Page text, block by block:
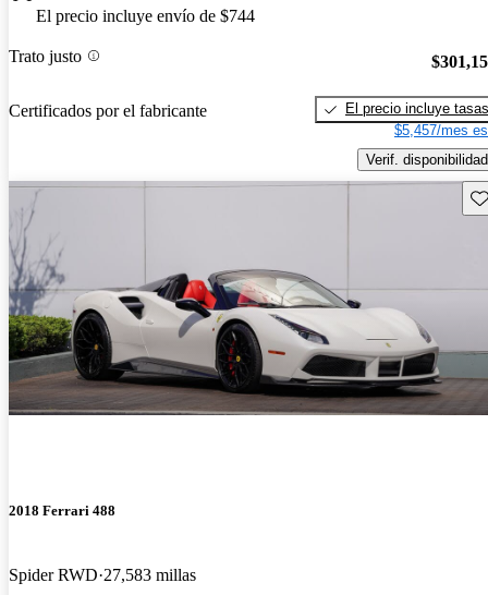
El precio incluye envío de $744
Trato justo
Certificados por el fabricante
El precio incluye tasas
$5,457/mes
Verif. disponibilidad
2018 Ferrari 488
Spider RWD 27,583 millas